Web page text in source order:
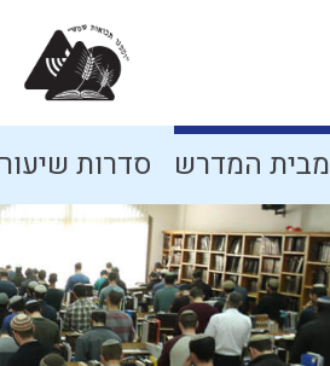
מבית המדרש סדרות